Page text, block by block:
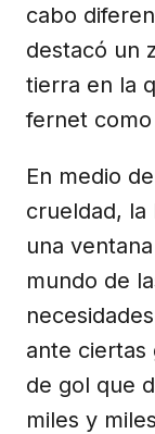
cabo
destacó un
tierra en la
fernet
En medio
crueldad, la
una
mundo de
ante ciertas
de gol que
miles y